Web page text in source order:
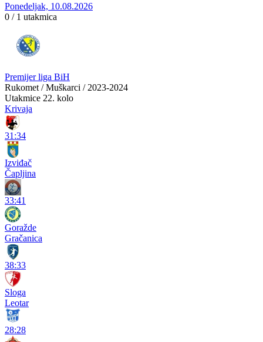
Ponedeljak, 10.08.2026
0 / 1 utakmica
Premijer liga BiH
Rukomet / Muškarci / 2023-2024
Utakmice 22. kolo
Krivaja
31:34
Izviđač
Čapljina
33:41
Goražde
Gračanica
38:33
Sloga
Leotar
28:28